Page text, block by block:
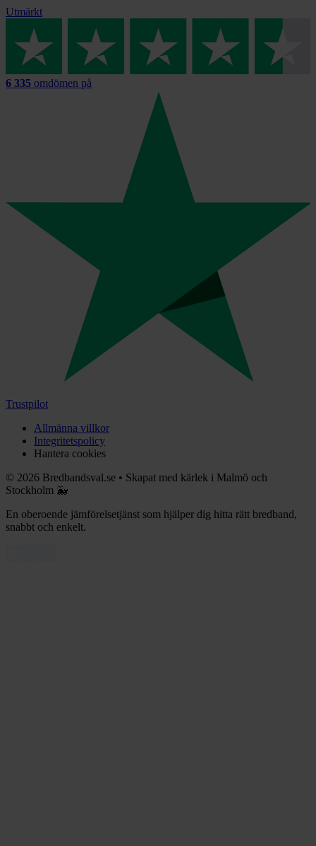
Utmärkt
6 335 omdömen på
Trustpilot
Allmänna villkor
Integritetspolicy
Hantera cookies
© 2026 Bredbandsval.se • Skapat med kärlek i Malmö och
Stockholm 🐳
En oberoende jämförelsetjänst som hjälper dig hitta rätt bredband,
snabbt och enkelt.